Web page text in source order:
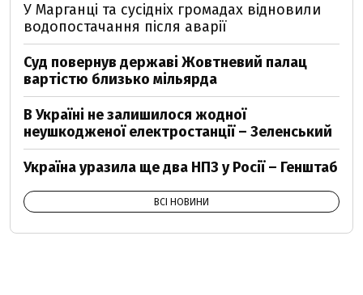
У Марганці та сусідніх громадах відновили
водопостачання після аварії
Суд повернув державі Жовтневий палац
вартістю близько мільярда
В Україні не залишилося жодної
неушкодженої електростанції – Зеленський
Україна уразила ще два НПЗ у Росії – Генштаб
ВСІ НОВИНИ